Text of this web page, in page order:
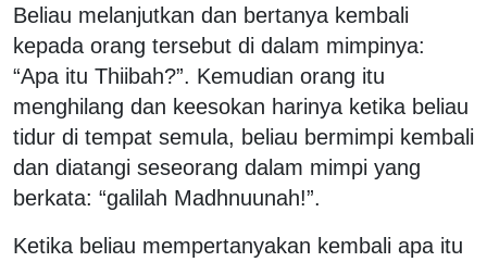
Beliau melanjutkan dan bertanya kembali
kepada orang tersebut di dalam mimpinya:
“Apa itu Thiibah?”. Kemudian orang itu
menghilang dan keesokan harinya ketika beliau
tidur di tempat semula, beliau bermimpi kembali
dan diatangi seseorang dalam mimpi yang
berkata: “galilah Madhnuunah!”.
Ketika beliau mempertanyakan kembali apa itu